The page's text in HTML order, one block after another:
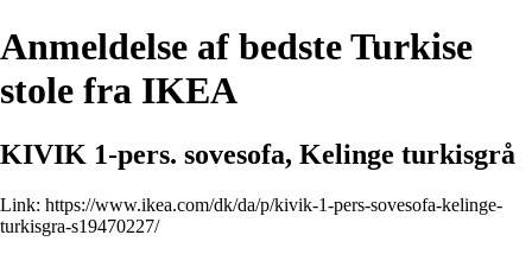
Anmeldelse af bedste Turkise
stole fra IKEA
KIVIK 1-pers. sovesofa, Kelinge turkisgrå
Link: https://www.ikea.com/dk/da/p/kivik-1-pers-sovesofa-kelinge-
turkisgra-s19470227/